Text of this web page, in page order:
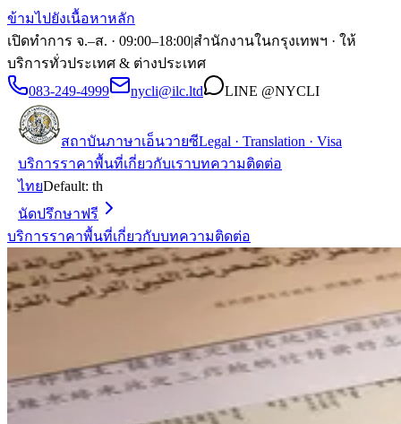
ข้ามไปยังเนื้อหาหลัก
เปิดทำการ จ.–ส. · 09:00–18:00|สำนักงานในกรุงเทพฯ · ให้
บริการทั่วประเทศ & ต่างประเทศ
083-249-4999
nycli@ilc.ltd LINE @NYCLI
สถาบันภาษาเอ็นวายซีLegal · Translation · Visa
บริการราคาพื้นที่เกี่ยวกับเราบทความติดต่อ
ไทยDefault: th
นัดปรึกษาฟรี
บริการราคาพื้นที่เกี่ยวกับบทความติดต่อ